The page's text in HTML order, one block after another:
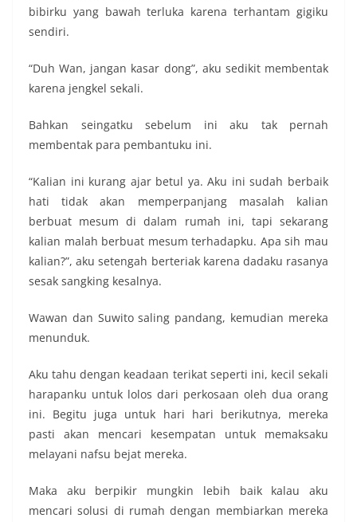
bibirku yang bawah terluka karena terhantam gigiku
sendiri.
“Duh Wan, jangan kasar dong”, aku sedikit membentak
karena jengkel sekali.
Bahkan seingatku sebelum ini aku tak pernah
membentak para pembantuku ini.
“Kalian ini kurang ajar betul ya. Aku ini sudah berbaik
hati tidak akan memperpanjang masalah kalian
berbuat mesum di dalam rumah ini, tapi sekarang
kalian malah berbuat mesum terhadapku. Apa sih mau
kalian?”, aku setengah berteriak karena dadaku rasanya
sesak sangking kesalnya.
Wawan dan Suwito saling pandang, kemudian mereka
menunduk.
Aku tahu dengan keadaan terikat seperti ini, kecil sekali
harapanku untuk lolos dari perkosaan oleh dua orang
ini. Begitu juga untuk hari hari berikutnya, mereka
pasti akan mencari kesempatan untuk memaksaku
melayani nafsu bejat mereka.
Maka aku berpikir mungkin lebih baik kalau aku
mencari solusi di rumah dengan membiarkan mereka